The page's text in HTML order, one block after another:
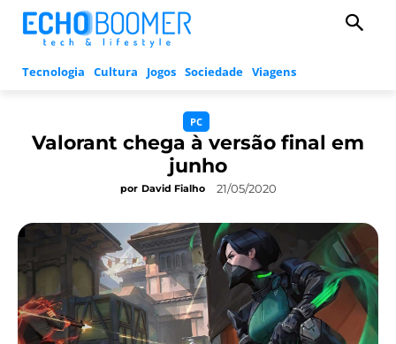
Tecnologia Cultura Jogos Sociedade Viagens
PC
Valorant chega à versão final em
junho
por David Fialho 21/05/2020